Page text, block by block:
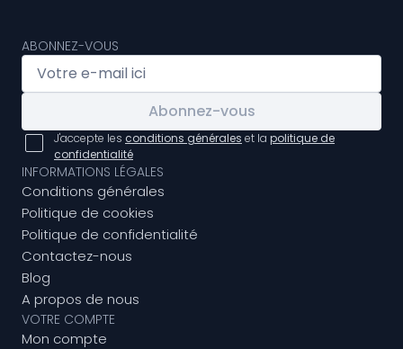
ABONNEZ-VOUS
Abonnez-vous
J'accepte les conditions générales et la politique de
confidentialité
INFORMATIONS LÉGALES
Conditions générales
Politique de cookies
Politique de confidentialité
Contactez-nous
Blog
A propos de nous
VOTRE COMPTE
Mon compte